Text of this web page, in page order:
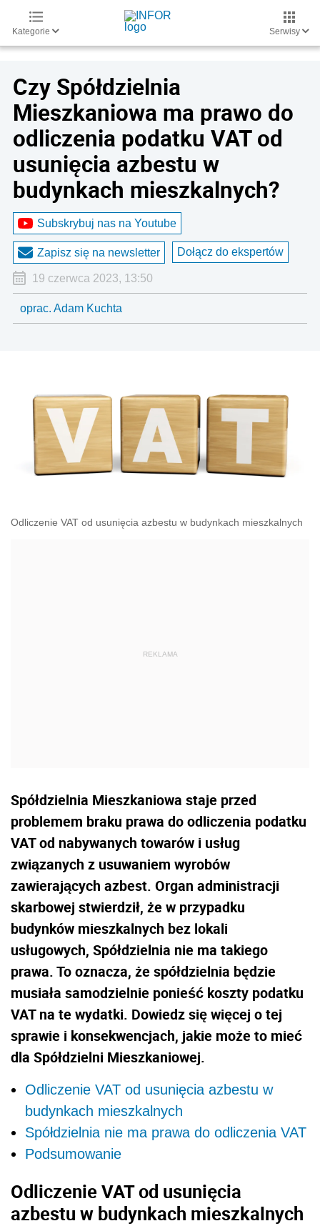
Kategorie Serwisy
Czy Spółdzielnia
Mieszkaniowa ma prawo do
odliczenia podatku VAT od
usunięcia azbestu w
budynkach mieszkalnych?
Subskrybuj nas na Youtube
Zapisz się na newsletter Dołącz do ekspertów
19 czerwca 2023, 13:50
oprac. Adam Kuchta
Odliczenie VAT od usunięcia azbestu w budynkach mieszkalnych
Spółdzielnia Mieszkaniowa staje przed
problemem braku prawa do odliczenia podatku
VAT od nabywanych towarów i usług
związanych z usuwaniem wyrobów
zawierających azbest. Organ administracji
skarbowej stwierdził, że w przypadku
budynków mieszkalnych bez lokali
usługowych, Spółdzielnia nie ma takiego
prawa. To oznacza, że spółdzielnia będzie
musiała samodzielnie ponieść koszty podatku
VAT na te wydatki. Dowiedz się więcej o tej
sprawie i konsekwencjach, jakie może to mieć
dla Spółdzielni Mieszkaniowej.
Odliczenie VAT od usunięcia azbestu w
budynkach mieszkalnych
Spółdzielnia nie ma prawa do odliczenia VAT
Podsumowanie
Odliczenie VAT od usunięcia
azbestu w budynkach mieszkalnych